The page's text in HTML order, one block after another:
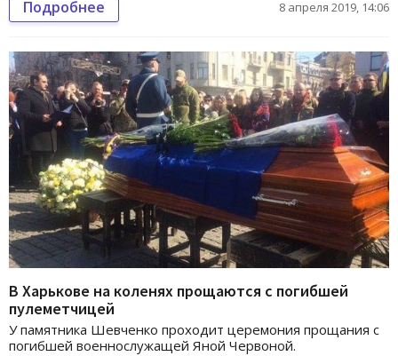
Подробнее 8 апреля 2019, 14:06
В Харькове на коленях прощаются с погибшей
пулеметчицей
У памятника Шевченко проходит церемония прощания с
погибшей военнослужащей Яной Червоной.